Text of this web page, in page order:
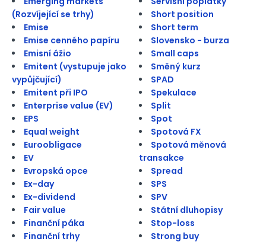
(Rozvíjející se trhy)
Emise
Emise cenného papíru
Emisní ážio
Emitent (vystupuje jako
vypůjčující)
Emitent při IPO
Enterprise value (EV)
EPS
Equal weight
Euroobligace
EV
Evropská opce
Ex-day
Ex-dividend
Fair value
Finanční páka
Finanční trhy
Short position
Short term
Slovensko - burza
Small caps
Směný kurz
SPAD
Spekulace
Split
Spot
Spotová FX
Spotová měnová
transakce
Spread
SPS
SPV
Státní dluhopisy
Stop-loss
Strong buy